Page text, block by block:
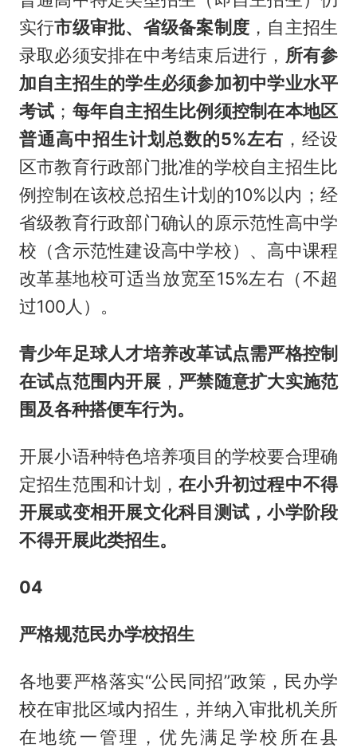
实行市级审批、省级备案制度 ，自主招生
录取必须安排在中考结束后进行， 所有参
加自主招生的学生必须参加初中学业水平
考试 ； 每年自主招生比例须控制在本地区
普通高中招生计划总数的5%左右 ，经设
区市教育行政部门批准的学校自主招生比
例控制在该校总招生计划的10%以内；经
省级教育行政部门确认的原示范性高中学
校（含示范性建设高中学校）、高中课程
改革基地校可适当放宽至15%左右（不超
过100人）。
青少年足球人才培养改革试点需严格控制
在试点范围内开展 ， 严禁随意扩大实施范
围及各种搭便车行为。
开展小语种特色培养项目的学校要合理确
定招生范围和计划，在小升初过程中不得
开展或变相开展文化科目测试，小学阶段
不得开展此类招生。
04
严格规范民办学校招生
各地要严格落实“公民同招”政策，民办学
校在审批区域内招生，并纳入审批机关所
在地统一管理，优先满足学校所在县